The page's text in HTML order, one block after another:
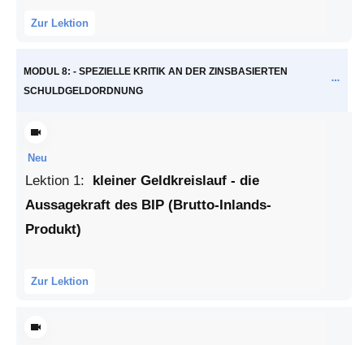
Zur Lektion
MODUL 8: - SPEZIELLE KRITIK AN DER ZINSBASIERTEN
SCHULDGELDORDNUNG
Neu
Lektion 1: kleiner Geldkreislauf - die
Aussagekraft des BIP (Brutto-Inlands-
Produkt)
Zur Lektion